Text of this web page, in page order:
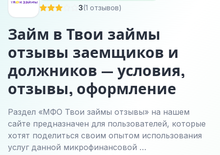
3(1 отзывов)
Займ в Твои займы
отзывы заемщиков и
должников — условия,
отзывы, оформление
Раздел «МФО Твои займы отзывы» на нашем
сайте предназначен для пользователей, которые
хотят поделиться своим опытом использования
услуг данной микрофинансовой …